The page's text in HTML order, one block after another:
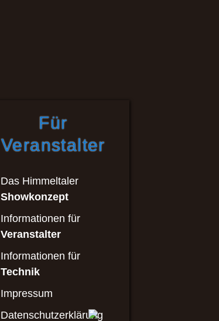
Für
Veranstalter
Das Himmeltaler
Showkonzept
Informationen für
Veranstalter
Informationen für
Technik
Impressum
Datenschutzerklärung